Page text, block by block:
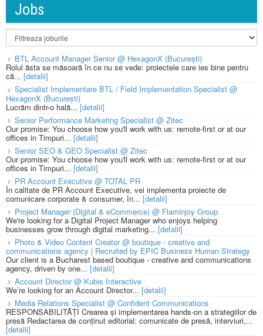
Jobs
BTL Account Manager Senior @ HexagonX (București)
Rolul ăsta se măsoară în ce nu se vede: proiectele care ies bine pentru
că... [detalii]
Specialist Implementare BTL / Field Implementation Specialist @
HexagonX (București)
Lucrăm dintr-o hală...[detalii]
Senior Performance Marketing Specialist @ Zitec
Our promise: You choose how you'll work with us: remote-first or at our
offices in Timpuri... [detalii]
Senior SEO & GEO Specialist @ Zitec
Our promise: You choose how you'll work with us: remote-first or at our
offices in Timpuri... [detalii]
PR Account Executive @ TOTAL PR
În calitate de PR Account Executive, vei implementa proiecte de
comunicare corporate & consumer, în... [detalii]
Project Manager (Digital & eCommerce) @ Flaminjoy Group
We're looking for a Digital Project Manager who enjoys helping
businesses grow through digital marketing... [detalii]
Photo & Video Content Creator @ boutique - creative and
communications agency | Recruited by EPIC Business Human Strategy
Our client is a Bucharest based boutique - creative and communications
agency, driven by one... [detalii]
Account Director @ Kubis Interactive
We’re looking for an Account Director... [detalii]
Media Relations Specialist @ Confident Communications
RESPONSABILITĂȚI Crearea și implementarea hands-on a strategiilor de
presă Redactarea de conținut editorial: comunicate de presă, interviuri,...
[detalii]